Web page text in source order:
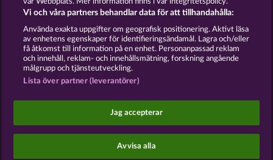
Om Företaget FAQ Facebook
Skicka in en begäran om att ångra köpet
Sociala casinospel är endast avsedda för
underhållningsändamål och har absolut inget
med riktiga pengar.
©2026 Whow Games GmbH
Vi och våra partners behandlar data för att tillhandahålla:
Använda exakta uppgifter om geografisk positionering. Aktivt läsa
av enhetens egenskaper för identifieringsändamål. Lagra och/eller
få åtkomst till information på en enhet. Personanpassad reklam
och innehåll, reklam- och innehållsmätning, forskning angående
målgrupp och tjänsteutveckling.
Lista över partner (leverantörer)
Jag accepterar
Avvisa alla